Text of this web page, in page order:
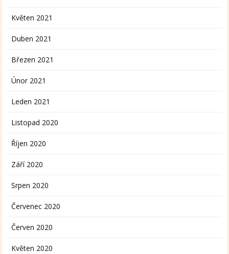
Květen 2021
Duben 2021
Březen 2021
Únor 2021
Leden 2021
Listopad 2020
Říjen 2020
Září 2020
Srpen 2020
Červenec 2020
Červen 2020
Květen 2020